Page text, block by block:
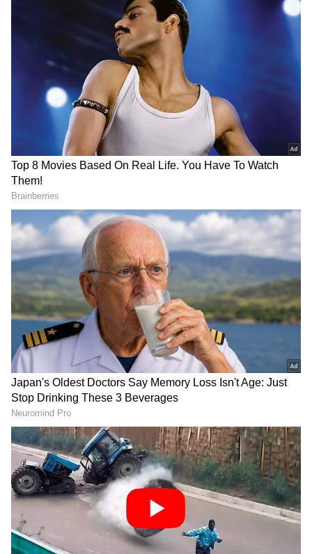
చదివింది నిజమే. పైనాపిల్ తినడం వల్ల.. పీరియడ్ పెయిన్
నుంచి మనకు ఉపశమనం లభిస్తుందట. అదెలాగో ఇప్పుడు
గూగుల్‌లో ఆసక్తికరమైన సమాచారం కోసం ఏసియానెట్ తెలుగు
ను మీ ఫ్రిఫర్డ్ సోర్స్ గా ఎంచుకోండి
2
6
Side Effects Of Eating Pineapple